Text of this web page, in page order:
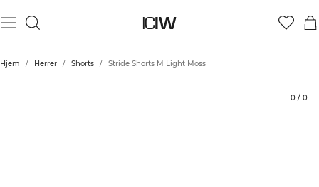
Hjem / Herrer / Shorts / Stride Shorts M Light Moss
0 / 0